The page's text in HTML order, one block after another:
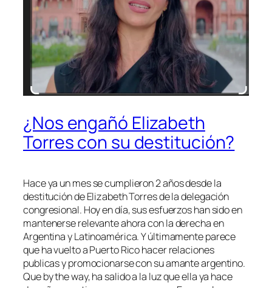
¿Nos engañó Elizabeth
Torres con su destitución?
Hace ya un mes se cumplieron 2 años desde la
destitución de Elizabeth Torres de la delegación
congresional. Hoy en día, sus esfuerzos han sido en
mantenerse relevante ahora con la derecha en
Argentina y Latinoamérica. Y últimamente parece
que ha vuelto a Puerto Rico hacer relaciones
publicas y promocionarse con su amante argentino.
Que by the way, ha salido a la luz que ella ya hace